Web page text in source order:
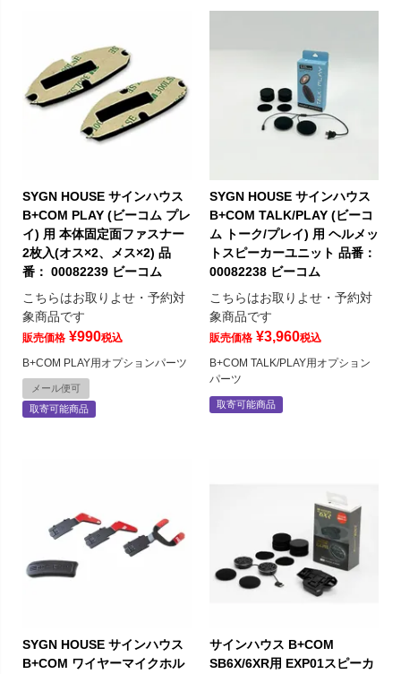
SYGN HOUSE サインハウス
B+COM PLAY (ビーコム プレ
イ) 用 本体固定面ファスナー
2枚入(オス×2、メス×2) 品
番： 00082239 ビーコム
こちらはお取りよせ・予約対
象商品です
販売価格 ¥990税込
B+COM PLAY用オプションパーツ
メール便可
取寄可能商品
SYGN HOUSE サインハウス
B+COM TALK/PLAY (ビーコ
ム トーク/プレイ) 用 ヘルメッ
トスピーカーユニット 品番：
00082238 ビーコム
こちらはお取りよせ・予約対
象商品です
販売価格 ¥3,960税込
B+COM TALK/PLAY用オプション
パーツ
取寄可能商品
SYGN HOUSE サインハウス
B+COM ワイヤーマイクホル
サインハウス B+COM
SB6X/6XR用 EXP01スピーカ